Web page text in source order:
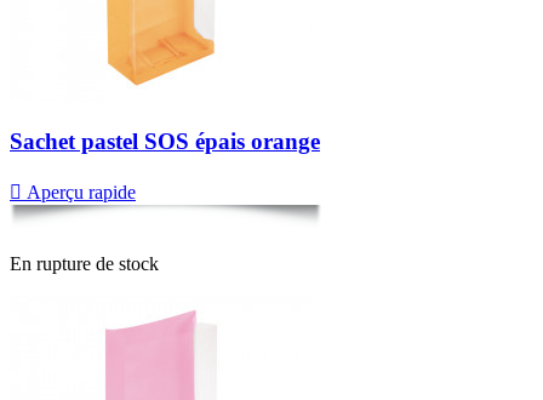
Sachet pastel SOS épais orange
 Aperçu rapide
En rupture de stock